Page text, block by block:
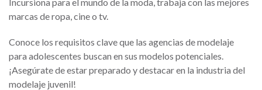
marcas de ropa, cine o tv.
Conoce los requisitos clave que las agencias de modelaje
para adolescentes buscan en sus modelos potenciales.
¡Asegúrate de estar preparado y destacar en la industria del
modelaje juvenil!